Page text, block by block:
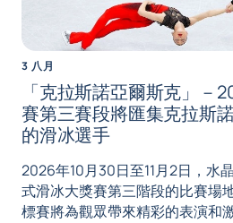
3 八月
「克拉斯諾亞爾斯克」－
賽第三賽段將匯集克拉斯
的滑冰選手
2026年10月30日至11月2日，水
式滑冰大獎賽第三階段的比賽場
標賽將為觀眾帶來精彩的表演和